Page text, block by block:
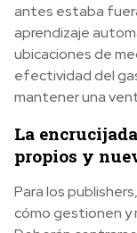
antes estaba
aprendizaje
ubicaciones de
efectividad del
mantener una
La
propios y
Para los
cómo gestionen y